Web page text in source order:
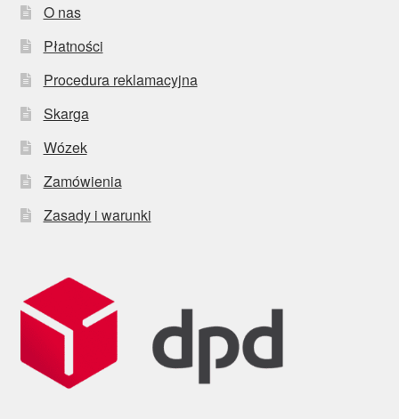
O nas
Płatności
Procedura reklamacyjna
Skarga
Wózek
Zamówienia
Zasady i warunki